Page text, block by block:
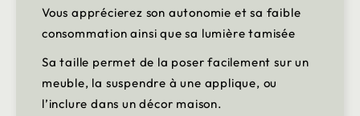
Vous apprécierez son autonomie et sa faible
consommation ainsi que sa lumière tamisée
Sa taille permet de la poser facilement sur un
meuble, la suspendre à une applique, ou
l’inclure dans un décor maison.